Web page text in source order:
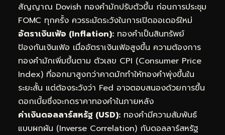
สัญญาณ Dovish ทองคำมักปรับตัวขึ้น ก่อนการประชุม
FOMC ทุกครั้ง ควรระมัดระวังในการเปิดออเดอร์ใหม่
อัตราเงินเฟ้อ (Inflation): ทองคำเป็นสินทรัพย์
ป้องกันเงินเฟ้อ เมื่ออัตราเงินเฟ้อสูงขึ้น ความต้องการ
ทองคำมักเพิ่มขึ้นตาม ตัวเลข CPI (Consumer Price
Index) ที่ออกมาสูงกว่าคาดมักทำให้ทองคำพุ่งขึ้นใน
ระยะสั้น แต่ต้องระวังว่า Fed อาจตอบสนองด้วยการขึ้น
ดอกเบี้ยซึ่งจะกดราคาทองคำในภายหลัง
ค่าเงินดอลลาร์สหรัฐ (USD): ทองคำมีความสัมพันธ์
แบบผกผัน (Inverse Correlation) กับดอลลาร์สหรัฐ